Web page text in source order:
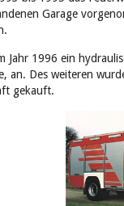
Garage
1996 ein
an. Des weiteren
gekauft.